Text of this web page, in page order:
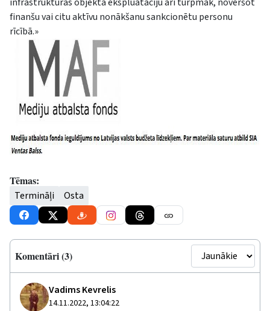
finanšu vai citu aktīvu nonākšanu sankcionētu personu
rīcībā.»
Tēmas:
Termināļi Osta
Komentāri (3)
Vadims Kevrelis
14.11.2022, 13:04:22